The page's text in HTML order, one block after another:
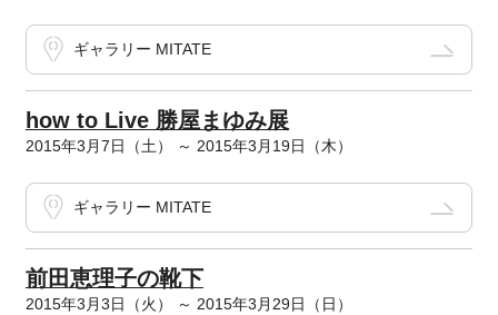
ギャラリー MITATE
how to Live 勝屋まゆみ展
2015年3月7日（土） ～ 2015年3月19日（木）
ギャラリー MITATE
前田恵理子の靴下
2015年3月3日（火） ～ 2015年3月29日（日）